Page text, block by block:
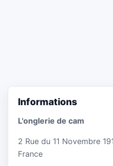
Informations
L'onglerie de cam
2 Rue du 11 Novembre
France